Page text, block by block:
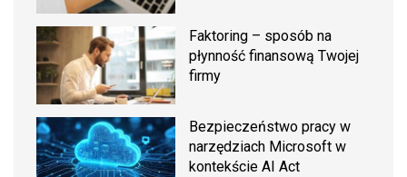
Faktoring – sposób na
płynność finansową Twojej
firmy
Bezpieczeństwo pracy w
narzędziach Microsoft w
kontekście AI Act